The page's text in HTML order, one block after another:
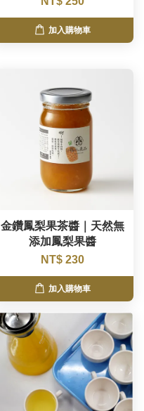
加入購物車
金鑽鳳梨果茶醬｜天然無
添加鳳梨果醬
NT$ 230
加入購物車